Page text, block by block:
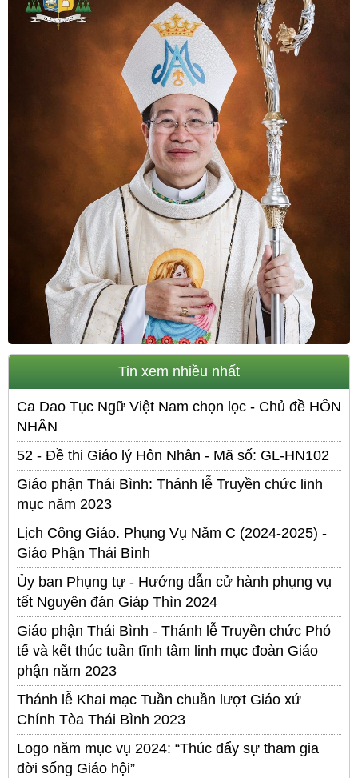
Tin xem nhiều nhất
Ca Dao Tục Ngữ Việt Nam chọn lọc - Chủ đề HÔN
NHÂN
52 - Đề thi Giáo lý Hôn Nhân - Mã số: GL-HN102
Giáo phận Thái Bình: Thánh lễ Truyền chức linh
mục năm 2023
Lịch Công Giáo. Phụng Vụ Năm C (2024-2025) -
Giáo Phận Thái Bình
Ủy ban Phụng tự - Hướng dẫn cử hành phụng vụ
tết Nguyên đán Giáp Thìn 2024
Giáo phận Thái Bình - Thánh lễ Truyền chức Phó
tế và kết thúc tuần tĩnh tâm linh mục đoàn Giáo
phận năm 2023
Thánh lễ Khai mạc Tuần chuần lượt Giáo xứ
Chính Tòa Thái Bình 2023
Logo năm mục vụ 2024: “Thúc đẩy sự tham gia
đời sống Giáo hội”